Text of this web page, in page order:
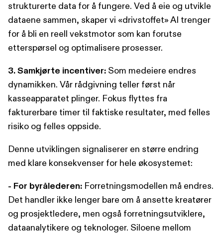
strukturerte data for å fungere. Ved å eie og utvikle
dataene sammen, skaper vi «drivstoffet» AI trenger
for å bli en reell vekstmotor som kan forutse
etterspørsel og optimalisere prosesser.
3. Samkjørte incentiver: Som medeiere endres
dynamikken. Vår rådgivning teller først når
kasseapparatet plinger. Fokus flyttes fra
fakturerbare timer til faktiske resultater, med felles
risiko og felles oppside.
Denne utviklingen signaliserer en større endring
med klare konsekvenser for hele økosystemet:
- For byrålederen: Forretningsmodellen må endres.
Det handler ikke lenger bare om å ansette kreatører
og prosjektledere, men også forretningsutviklere,
dataanalytikere og teknologer. Siloene mellom